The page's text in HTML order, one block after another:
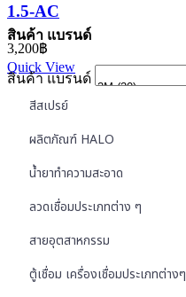
1.5-AC
3,200฿
Quick View
สินค้า แบรนด์
สินค้า แบรนด์
สีสเปรย์
ผลิตภัณฑ์ HALO
น้ำยาทำความสะอาด
ลวดเชื่อมประเภทต่าง ๆ
สายอุตสาหกรรม
ตู้เชื่อม เครื่องเชื่อมประเภทต่างๆ